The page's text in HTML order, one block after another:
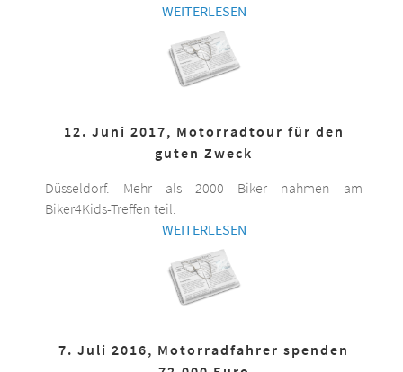
WEITERLESEN
12. Juni 2017, Motorradtour für den
guten Zweck
Düsseldorf. Mehr als 2000 Biker nahmen am
Biker4Kids-Treffen teil.
WEITERLESEN
7. Juli 2016, Motorradfahrer spenden